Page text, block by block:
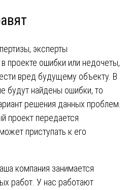
эксперты
проекте ошибки или недочеты,
вред будущему объекту. В
будут найдены ошибки, то
решения данных проблем.
проект передается
приступать к его
компания занимается
работ. У нас работают